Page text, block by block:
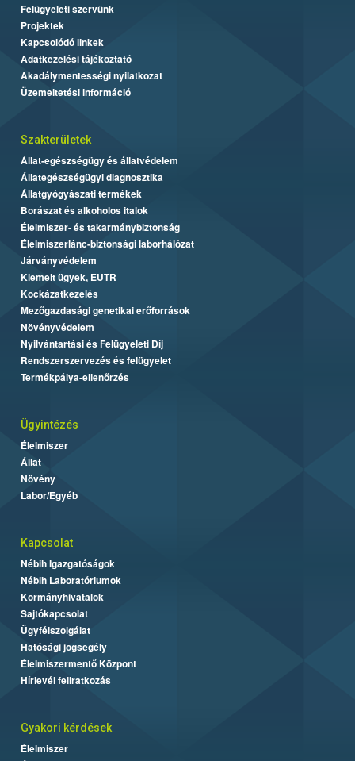
Felügyeleti szervünk
Projektek
Kapcsolódó linkek
Adatkezelési tájékoztató
Akadálymentességi nyilatkozat
Üzemeltetési információ
Szakterületek
Állat-egészségügy és állatvédelem
Állategészségügyi diagnosztika
Állatgyógyászati termékek
Borászat és alkoholos italok
Élelmiszer- és takarmánybiztonság
Élelmiszerlánc-biztonsági laborhálózat
Járványvédelem
Kiemelt ügyek, EUTR
Kockázatkezelés
Mezőgazdasági genetikai erőforrások
Növényvédelem
Nyilvántartási és Felügyeleti Díj
Rendszerszervezés és felügyelet
Termékpálya-ellenőrzés
Ügyintézés
Élelmiszer
Állat
Növény
Labor/Egyéb
Kapcsolat
Nébih Igazgatóságok
Nébih Laboratóriumok
Kormányhivatalok
Sajtókapcsolat
Ügyfélszolgálat
Hatósági jogsegély
Élelmiszermentő Központ
Hírlevél feliratkozás
Gyakori kérdések
Élelmiszer